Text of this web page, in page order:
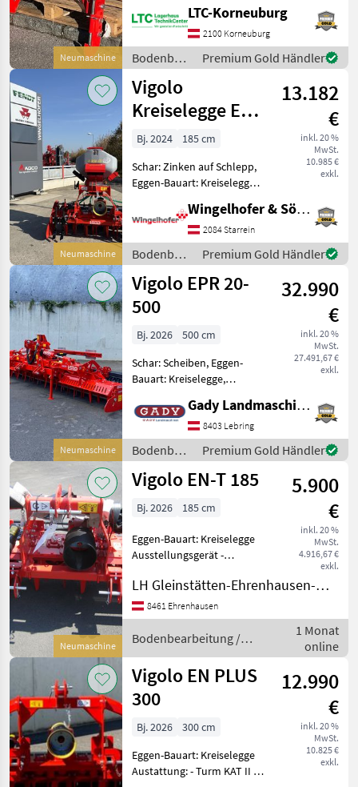
Lemken
Amazone
Kuhn
Alle 51
anzeigen
MODELL
EN-
S
250
EN-
S
300
MARKTPLATZ
Marktplatz Händlerangebote
Neumaschine
Seriennummer/Fahrgestellnummer:
221874 Bodenbearbeitung
Eggen
LTC-Korneuburg
2100 Korneuburg
Bodenbearbeitung
/ Vigolo
Premium Gold Händler
Neumaschine
Vigolo
Kreiselegge EN
L-185 + P-Box
13.182
€
inkl. 20 %
MwSt.
10.985 €
exkl.
Bj. 2024
185 cm
Schar: Zinken auf Schlepp,
Eggen-Bauart: Kreiselegge,
Turm Kat II - 1-Gang-
Getriebe 540 U/min -
Planierschiene u
Seitenbleche beweglich
gefede
Wingelhofer & Söhne GmbH
2084 Starrein
Bodenbearbeitung
/ Vigolo
Premium Gold Händler
Neumaschine
Vigolo EPR 20-
500
32.990
€
inkl. 20 %
MwSt.
27.491,67 €
exkl.
Bj. 2026
500 cm
Schar: Scheiben, Eggen-
Bauart: Kreiselegge,
Klappvorrichtung
Ausstattung: + Packerwalze
323/470 + Einstufengetriebe
1000 U/min. +
Planierschiene + Bewe
Gady Landmaschinen GmbH
8403 Lebring
Bodenbearbeitung
/ Vigolo
Premium Gold Händler
Neumaschine
Vigolo EN-T 185
5.900
€
inkl. 20 %
MwSt.
4.916,67 €
exkl.
Bj. 2026 185 cm
Eggen-Bauart: Kreiselegge
Ausstellungsgerät -
Kreiselegge mit 8 Rotoren,
16 Messer 90x12x280
Planierschild, gefederte
Seitenbleche, Stabwalze
LH Gleinstätten-Ehrenhausen-Wies reg. Gen.m.b.H. - Ehrenhausen
8461 Ehrenhausen
Bodenbearbeitung /
Vigolo
1 Monat
online
Vigolo EN PLUS
300
12.990
€
inkl. 20 %
MwSt.
10.825 €
exkl.
Bj. 2026
300 cm
Eggen-Bauart: Kreiselegge
Austattung: - Turm KAT II - 1